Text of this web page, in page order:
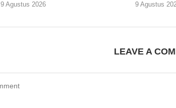
9 Agustus 2026 9 Agustus
LEAVE A